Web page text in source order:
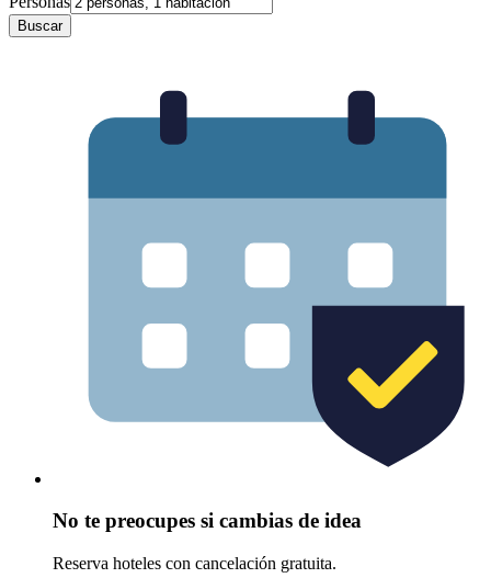
Buscar
No te preocupes si cambias de idea
Reserva hoteles con cancelación gratuita.